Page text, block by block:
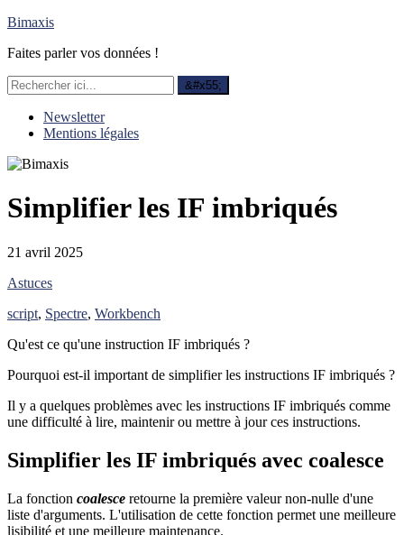
Bimaxis
Faites parler vos données !
Newsletter
Mentions légales
Simplifier les IF imbriqués
21 avril 2025
Astuces
script, Spectre, Workbench
Qu'est ce qu'une instruction IF imbriqués ?
Pourquoi est-il important de simplifier les instructions IF imbriqués ?
Il y a quelques problèmes avec les instructions IF imbriqués comme
une difficulté à lire, maintenir ou mettre à jour ces instructions.
Simplifier les IF imbriqués avec coalesce
La fonction coalesce retourne la première valeur non-nulle d'une
liste d'arguments. L'utilisation de cette fonction permet une meilleure
lisibilité et une meilleure maintenance.